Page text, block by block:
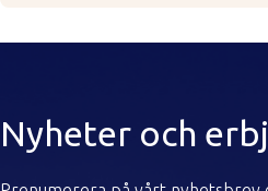
Nyheter och